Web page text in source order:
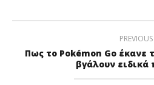
PREVIOUS
Πως το Pokémon Go έκανε
βγάλουν ειδικά